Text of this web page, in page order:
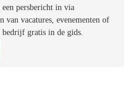
persbericht in via
van vacatures, evenementen of
bedrijf gratis in de gids.